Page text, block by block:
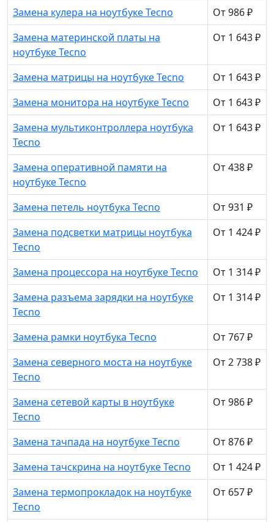
Замена кулера на ноутбуке Tecno
От 986 ₽
Замена материнской платы на
ноутбуке Tecno
От 1 643 ₽
Замена матрицы на ноутбуке Tecno
От 1 643 ₽
Замена монитора на ноутбуке Tecno
От 1 643 ₽
Замена мультиконтроллера ноутбука
Tecno
От 1 643 ₽
Замена оперативной памяти на
ноутбуке Tecno
От 438 ₽
Замена петель ноутбука Tecno
От 931 ₽
Замена подсветки матрицы ноутбука
Tecno
От 1 424 ₽
Замена процессора на ноутбуке Tecno
От 1 314 ₽
Замена разъема зарядки на ноутбуке
Tecno
От 1 314 ₽
Замена рамки ноутбука Tecno
От 767 ₽
Замена северного моста на ноутбуке
Tecno
От 2 738 ₽
Замена сетевой карты в ноутбуке
Tecno
От 986 ₽
Замена тачпада на ноутбуке Tecno
От 876 ₽
Замена тачскрина на ноутбуке Tecno
От 1 424 ₽
Замена термопрокладок на ноутбуке
Tecno
От 657 ₽